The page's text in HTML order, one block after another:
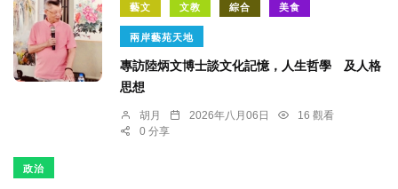
藝文 文教 綜合 美食
兩岸藝苑天地
專訪陸炳文博士談文化記憶，人生哲學 及人格
思想
胡月 2026年八月06日
16 觀看
0 分享
政治